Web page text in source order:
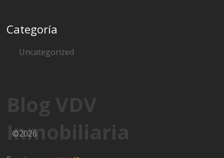
Categoría
Uncategorized
Blog VDV
Inmobiliaria
©2026